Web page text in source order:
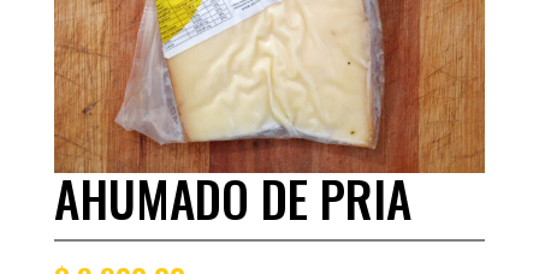
AHUMADO DE PRIA